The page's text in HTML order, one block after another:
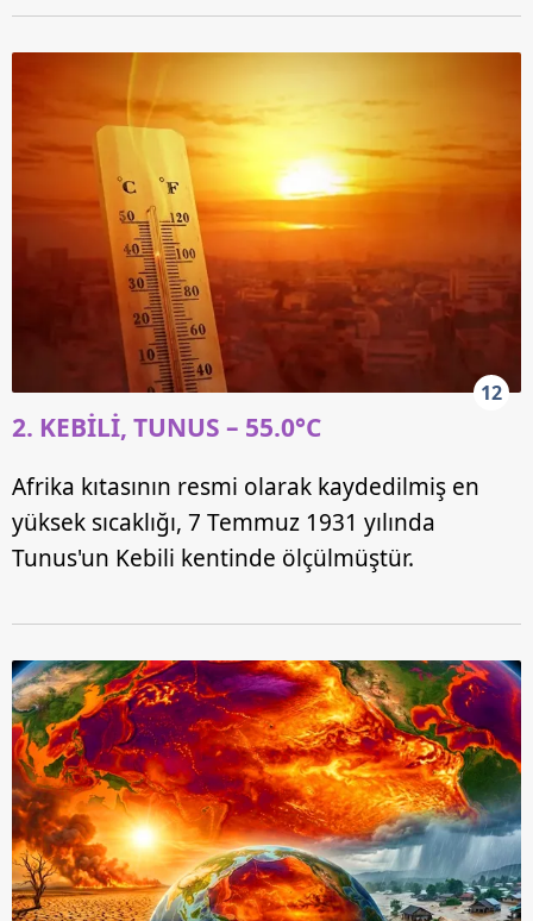
12
2. KEBİLİ, TUNUS – 55.0°C
Afrika kıtasının resmi olarak kaydedilmiş en
yüksek sıcaklığı, 7 Temmuz 1931 yılında
Tunus'un Kebili kentinde ölçülmüştür.